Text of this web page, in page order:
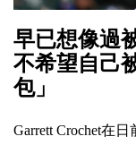
早已想像過
不希望自己
包」
Garrett Crochet在